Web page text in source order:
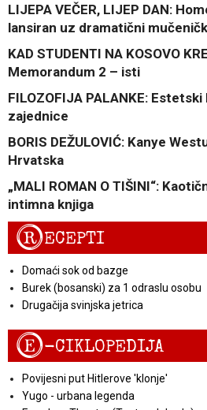
LIJEPA VEČER, LIJEP DAN:
lansiran uz dramatični
KAD STUDENTI NA KOSOVO
Memorandum 2 – isti
FILOZOFIJA PALANKE:
zajednice
BORIS DEŽULOVIĆ: Kanye
Hrvatska
„MALI ROMAN O TIŠINI“:
intimna knjiga
RECEPTI
Domaći sok od bazge
Burek (bosanski) za 1 odraslu osobu
Drugačija svinjska jetrica
E-CIKLOPEDIJA
Povijesni put Hitlerove 'klonje'
Yugo - urbana legenda